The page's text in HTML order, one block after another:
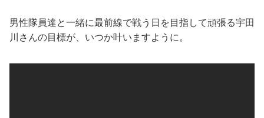
男性隊員達と一緒に最前線で戦う日を目指して頑張る宇田
川さんの目標が、いつか叶いますように。